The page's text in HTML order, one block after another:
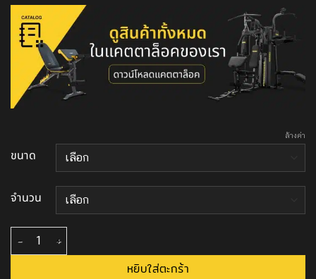
ขนาด
จำนวน
ล้างค่า
จำนวน ดัมเบล Fix น้ำหนักแบบกลม ชิ้น
หยิบใส่ตะกร้า